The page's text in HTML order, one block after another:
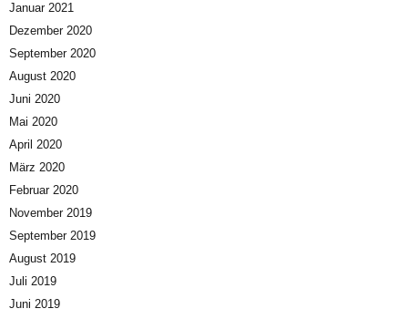
Januar 2021
Dezember 2020
September 2020
August 2020
Juni 2020
Mai 2020
April 2020
März 2020
Februar 2020
November 2019
September 2019
August 2019
Juli 2019
Juni 2019